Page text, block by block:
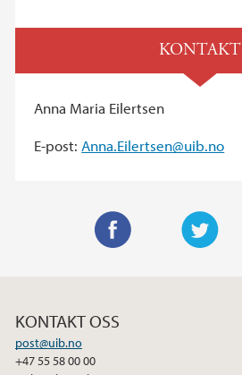
KONTAKT
Anna Maria Eilertsen
E-post: Anna.Eilertsen@uib.no
e
KONTAKT OSS
post@uib.no
+47 55 58 00 00